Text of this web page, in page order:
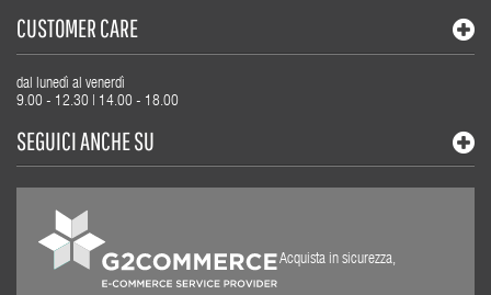
CUSTOMER CARE
dal lunedì al venerdì
9.00 - 12.30 | 14.00 - 18.00
SEGUICI ANCHE SU
Acquista in sicurezza,